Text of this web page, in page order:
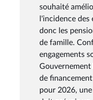
souhaité
l'incidence des
donc les
de famille.
engagements
Gouvernement
de
pour 2026,